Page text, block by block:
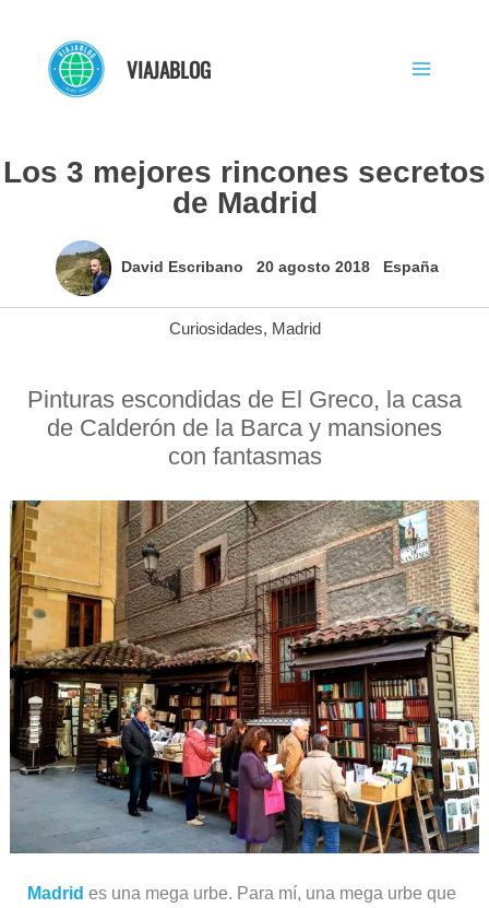
contenido
VIAJABLOG
Los 3 mejores rincones secretos
de Madrid
David Escribano 20 agosto 2018 España
Curiosidades, Madrid
Pinturas escondidas de El Greco, la casa
de Calderón de la Barca y mansiones
con fantasmas
Madrid es una mega urbe. Para mí, una mega urbe que